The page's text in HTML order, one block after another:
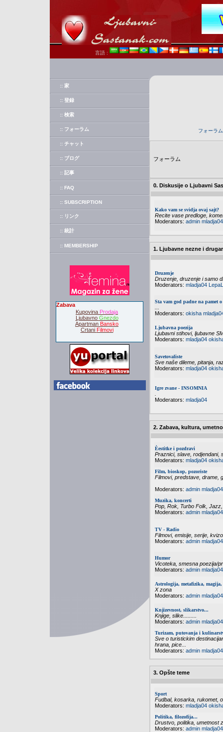
言語 :
:: 家
:: 登録
:: 検索
:: フォーラム
:: チャット
:: ブログ
:: 記事
:: FAQ
:: SUBSCRIPTION
:: リンク
:: 統計
:: MEMBERSHIP
Zabava
Kupovina Prodaja
Ljubavno Gnezdo
Apartman Bansko
Crtani Filmovi
フォーラム
フォーラム
0. Diskusije o Ljubavni
Kako vam se svidja ovaj sajt?
Recite vase predloge,
Moderators: admin mladja04
1. Ljubavne nezne i
Druzenje
Druzenje, druzenje i samo
Moderators: mladja04
Sta vam god padne na pamet
Moderators: okisha
Ljubavna poezija
Ljubavni stihovi, ljubavne
Moderators: mladja04
Savetovaliste
Sve naše dileme, pitanja,
Moderators: mladja04
Igre zvane - INSOMNIA
Moderators: mladja04
2. Zabava, kultura,
Èestitke i pozdravi
Praznici, slave, rodjendani,
Moderators: mladja04
Film, bioskop, pozoriste
Filmovi, predstave, drame,
Moderators: admin mladja04
Muzika, koncerti
Pop, Rok, Turbo Folk,
Moderators: admin mladja04
TV - Radio
Filmovi, emisije, serije,
Moderators: admin mladja04
Humor
Vicoteka, smesna poezija/
Moderators: admin mladja04
Astrologija, metafizika,
X zona
Moderators: admin mladja04
Knjizevnost, slikarstvo...
Knjige, slike.........
Moderators: admin mladja04
Turizam, putovanja i
Sve o turistickim
hrana, pice...
Moderators: admin mladja04
3. Opšte teme
Sport
Fudbal, kosarka, rukomet,
Moderators: mladja04
Politika, filozofija...
Drustvo, politika, umetnost
Moderators: admin mladja04